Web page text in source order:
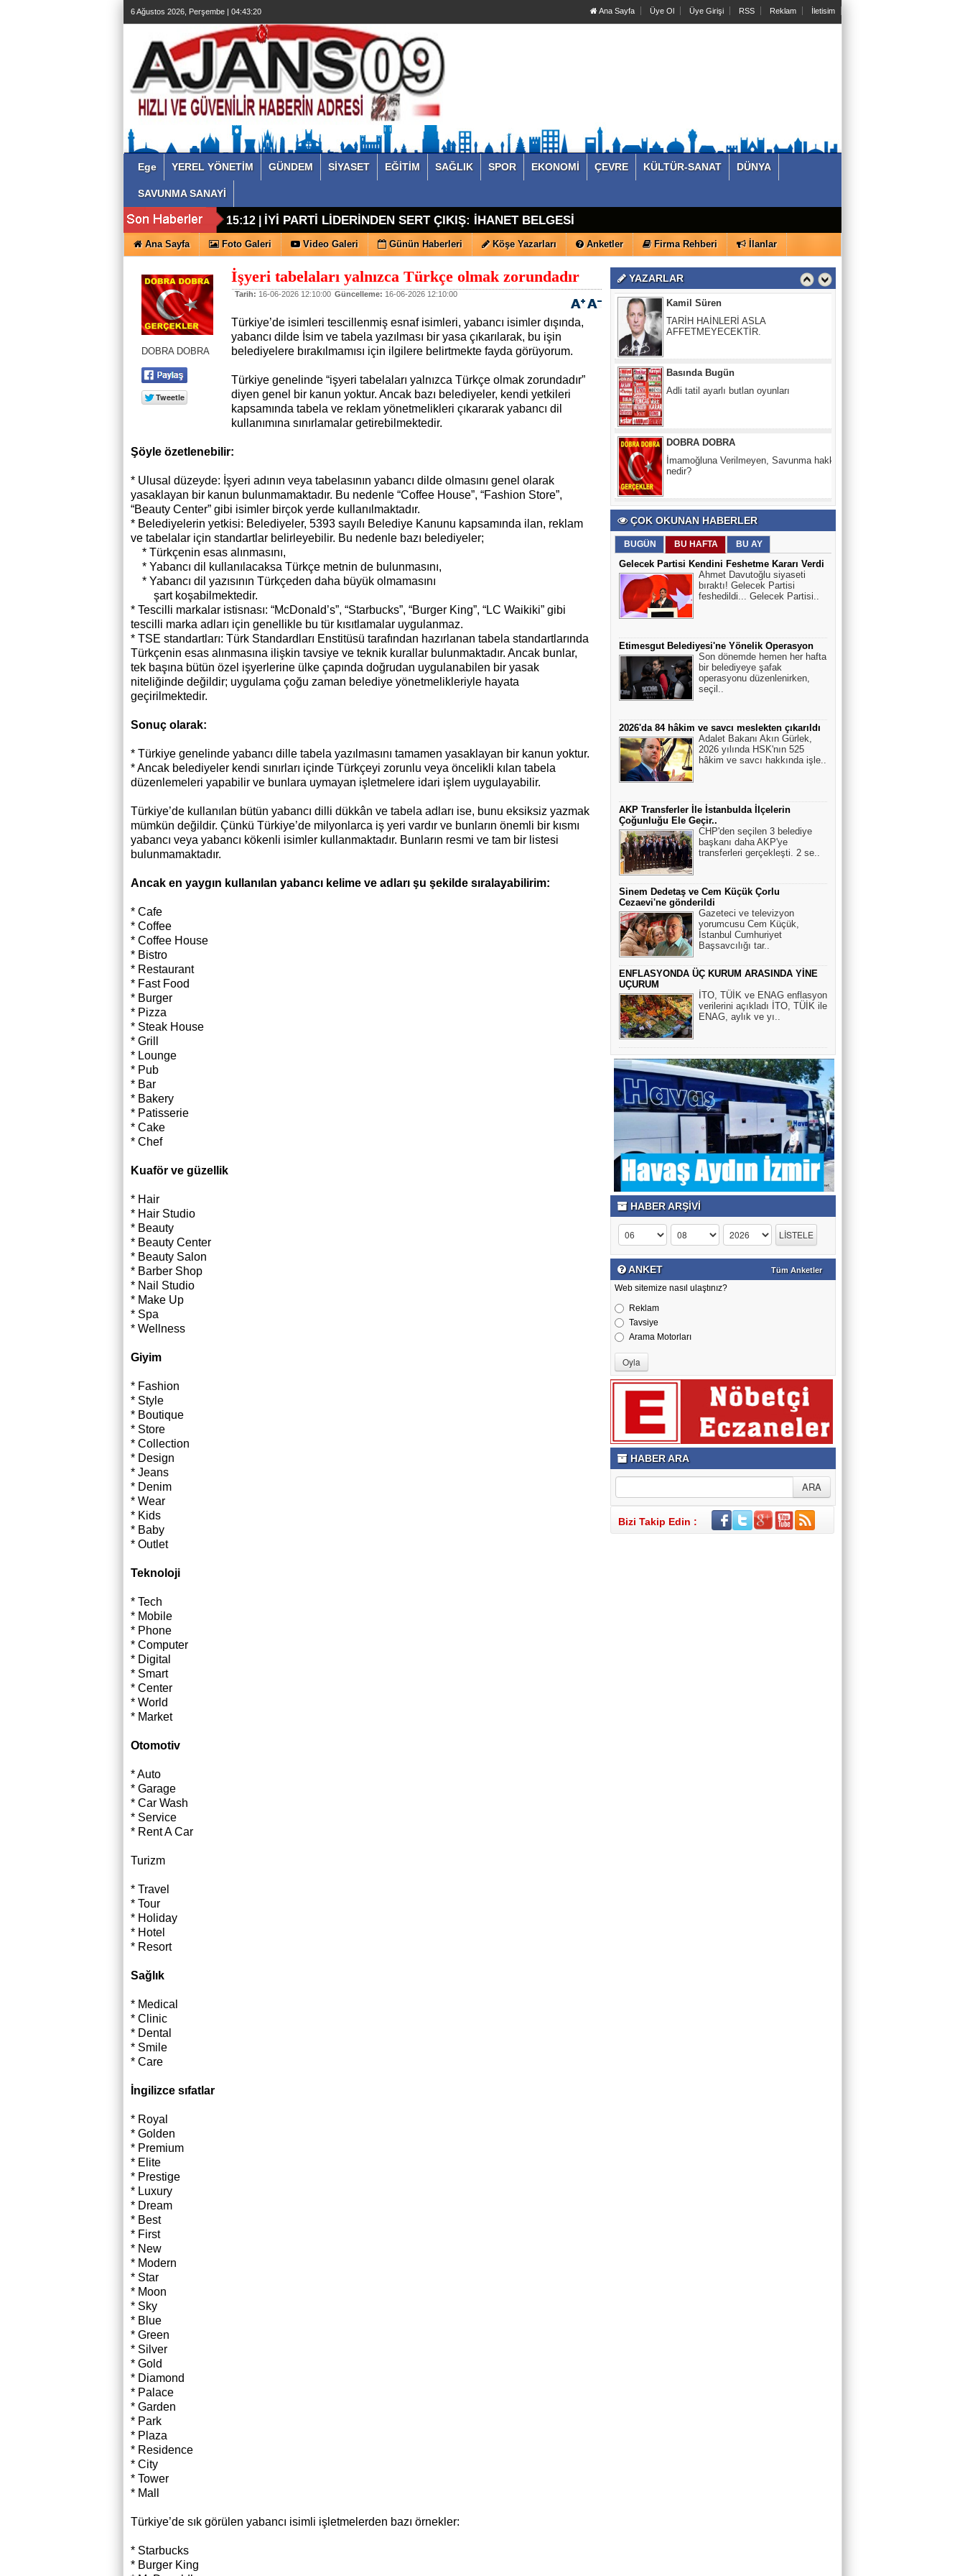
6 Ağustos 2026, Perşembe | 04:43:21 Ana Sayfa Üye Ol Üye Girişi RSS Reklam İletisim
Ege YEREL YÖNETİM GÜNDEM SİYASET EĞİTİM SAĞLIK SPOR EKONOMİ ÇEVRE KÜLTÜR-SANAT DÜNYA
SAVUNMA SANAYİ
15:12 | İYİ PARTİ LİDERİNDEN SERT ÇIKIŞ: İHANET BELGESİ
Ana Sayfa Foto Galeri Video Galeri Günün Haberleri Köşe Yazarları Anketler Firma Rehberi İlanlar
DOBRA DOBRA
İşyeri tabelaları yalnızca Türkçe olmak zorundadır
Tarih: 16-06-2026 12:10:00 Güncelleme: 16-06-2026 12:10:00
Türkiye’de isimleri tescillenmiş esnaf isimleri, yabancı isimler dışında,
yabancı dilde İsim ve tabela yazılması bir yasa çıkarılarak, bu işin
belediyelere bırakılmamısı için ilgilere belirtmekte fayda görüyorum.
Türkiye genelinde “işyeri tabelaları yalnızca Türkçe olmak zorundadır”
diyen genel bir kanun yoktur. Ancak bazı belediyeler, kendi yetkileri
kapsamında tabela ve reklam yönetmelikleri çıkararak yabancı dil
kullanımına sınırlamalar getirebilmektedir.
Şöyle özetlenebilir:
* Ulusal düzeyde: İşyeri adının veya tabelasının yabancı dilde olmasını genel olarak
yasaklayan bir kanun bulunmamaktadır. Bu nedenle “Coffee House”, “Fashion Store”,
“Beauty Center” gibi isimler birçok yerde kullanılmaktadır.
* Belediyelerin yetkisi: Belediyeler, 5393 sayılı Belediye Kanunu kapsamında ilan, reklam
ve tabelalar için standartlar belirleyebilir. Bu nedenle bazı belediyeler;
* Türkçenin esas alınmasını,
* Yabancı dil kullanılacaksa Türkçe metnin de bulunmasını,
* Yabancı dil yazısının Türkçeden daha büyük olmamasını
şart koşabilmektedir.
* Tescilli markalar istisnası: “McDonald’s”, “Starbucks”, “Burger King”, “LC Waikiki” gibi
tescilli marka adları için genellikle bu tür kısıtlamalar uygulanmaz.
* TSE standartları: Türk Standardları Enstitüsü tarafından hazırlanan tabela standartlarında
Türkçenin esas alınmasına ilişkin tavsiye ve teknik kurallar bulunmaktadır. Ancak bunlar,
tek başına bütün özel işyerlerine ülke çapında doğrudan uygulanabilen bir yasak
niteliğinde değildir; uygulama çoğu zaman belediye yönetmelikleriyle hayata
geçirilmektedir.
Sonuç olarak:
* Türkiye genelinde yabancı dille tabela yazılmasını tamamen yasaklayan bir kanun yoktur.
* Ancak belediyeler kendi sınırları içinde Türkçeyi zorunlu veya öncelikli kılan tabela
düzenlemeleri yapabilir ve bunlara uymayan işletmelere idari işlem uygulayabilir.
Türkiye’de kullanılan bütün yabancı dilli dükkân ve tabela adları ise, bunu eksiksiz yazmak
mümkün değildir. Çünkü Türkiye’de milyonlarca iş yeri vardır ve bunların önemli bir kısmı
yabancı veya yabancı kökenli isimler kullanmaktadır. Bunların resmi ve tam bir listesi
bulunmamaktadır.
Ancak en yaygın kullanılan yabancı kelime ve adları şu şekilde sıralayabilirim:
* Cafe
* Coffee
* Coffee House
* Bistro
* Restaurant
* Fast Food
* Burger
* Pizza
* Steak House
* Grill
* Lounge
* Pub
* Bar
* Bakery
* Patisserie
* Cake
* Chef
Kuaför ve güzellik
* Hair
* Hair Studio
* Beauty
* Beauty Center
* Beauty Salon
* Barber Shop
* Nail Studio
* Make Up
* Spa
* Wellness
Giyim
* Fashion
* Style
* Boutique
* Store
* Collection
* Design
* Jeans
* Denim
* Wear
* Kids
* Baby
* Outlet
Teknoloji
* Tech
* Mobile
* Phone
* Computer
* Digital
* Smart
* Center
* World
* Market
Otomotiv
* Auto
* Garage
* Car Wash
* Service
* Rent A Car
Turizm
* Travel
* Tour
* Holiday
* Hotel
* Resort
Sağlık
* Medical
* Clinic
* Dental
* Smile
* Care
İngilizce sıfatlar
* Royal
* Golden
* Premium
* Elite
* Prestige
* Luxury
* Dream
* Best
* First
* New
* Modern
* Star
* Moon
* Sky
* Blue
* Green
* Silver
* Gold
* Diamond
* Palace
* Garden
* Park
* Plaza
* Residence
* City
* Tower
* Mall
Türkiye’de sık görülen yabancı isimli işletmelerden bazı örnekler:
* Starbucks
* Burger King
YAZARLAR
Dr.Mehmet Aytekin
KÖŞE VURUŞU
Allah utandırmasın!
Kamil Süren
TARİH HAİNLERİ ASLA
Basında Bugün
Adli tatil ayarlı butlan oyunları
DOBRA DOBRA
İmamoğluna Verilmeyen, Savunma hakkı
HASAN KUMRAL
PALAVRA -1
Nükleer neden enerji krizinin çözümü
olamaz?
Nesibe Ersöz
Ben Öğretmenim!
Asım Us
Bandırma" vapuru normal rotasında
gitseydi, batırılacaktı.
Hasan Efe
ÇAĞRI....
Tanklar meskûn mahal savaşında
zorunlu olmadıkça kullanılmaz.
Sırlar Dünyası
HAN’IN KAYIP SOYU
Engelsiz Köşe
Az gören bireyler için gözlük üretildi
Selin Esen Güneş
KANSER YAŞ TANIMIYOR
HULUSİ KAZANDERE
BU NECİP VE AZİZ MİLLETİN
GENLERİ İLE OYNAMAYIN.
YILMAZ ACER
BİLMEMİZ GEREKİR!!
Veli Tiryaki
Trump Netanyahu kaybetti, Sayelerinde
İran'da rejim güçlendi
ÇOK OKUNAN HABERLER
BUGÜN BU HAFTA BU AY
Gelecek Partisi Kendini Feshetme Kararı Verdi
Ahmet Davutoğlu siyaseti
bıraktı! Gelecek Partisi
feshedildi... Gelecek Partisi..
Etimesgut Belediyesi'ne Yönelik Operasyon
Son dönemde hemen her hafta
bir belediyeye şafak
operasyonu düzenlenirken,
seçil..
2026'da 84 hâkim ve savcı meslekten çıkarıldı
Adalet Bakanı Akın Gürlek,
2026 yılında HSK'nın 525
hâkim ve savcı hakkında işle..
AKP Transferler İle İstanbulda İlçelerin
Çoğunluğu Ele Geçir..
CHP'den seçilen 3 belediye
başkanı daha AKP'ye
transferleri gerçekleşti. 2 se..
Sinem Dedetaş ve Cem Küçük Çorlu
Cezaevi'ne gönderildi
Gazeteci ve televizyon
yorumcusu Cem Küçük,
İstanbul Cumhuriyet
Başsavcılığı tar..
ENFLASYONDA ÜÇ KURUM ARASINDA YİNE
UÇURUM
İTO, TÜİK ve ENAG enflasyon
verilerini açıkladı İTO, TÜİK ile
ENAG, aylık ve yı..
HABER ARŞİVİ
ANKET Tüm Anketler
Web sitemize nasıl ulaştınız?
Reklam
Tavsiye
Arama Motorları
HABER ARA
Bizi Takip Edin :